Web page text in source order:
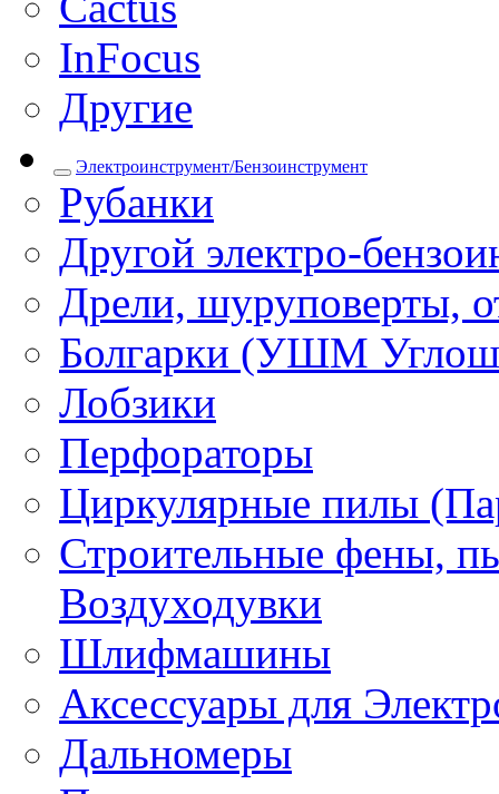
InFocus
Другие
Электроинструмент/Бензоинструмент
Рубанки
Другой электро-
Дрели, шуруповерты,
Болгарки (УШМ
Лобзики
Перфораторы
Циркулярные пилы
Строительные фены,
Воздуходувки
Шлифмашины
Аксессуары для
Дальномеры